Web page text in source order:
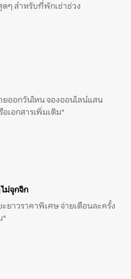
ดๆ สำหรับที่พักเช่าช่วง
ยออกวันไหน จองออนไลน์แสน
เอกสารเพิ่มเติม*
ม่จุกจิก
ยาวราคาพิเศษ จ่ายเดือนละครั้ง
*